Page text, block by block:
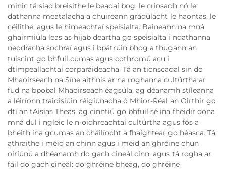
minic tá siad breisithe le beadaí bog, le criosadh nó le
dathanna meatalacha a chuireann grádúlacht le haontas, le
céilithe, agus le himeachtaí speisialta. Baineann na mná
ghairmiúla leas as hijab deartha go speisialta i ndathanna
neodracha sochraí agus i bpátrúin bhog a thugann an
tuiscint go bhfuil cumas agus cothromú acu i
dtimpeallachtaí corparáideacha. Tá an tionscadal sin do
Mhaoirseach na Síne aithnis ar na roghanna cultúrtha ar
fud na bpobal Mhaoirseach éagsúla, ag déanamh stíleanna
a léiríonn traidisiúin réigiúnacha ó Mhior-Réal an Oirthir go
dtí an tAisias Theas, ag cinntiú go bhfuil sé ina fhéidir dona
mná dul i ngleic le n-oidhreachtaí cultúrtha agus fós a
bheith ina gcumas an cháilíocht a fhaightear go héasca. Tá
athraithe i méid an chinn agus i méid an ghréine chun
oiriúnú a dhéanamh do gach cineál cinn, agus tá rogha ar
fáil do gach cineál: do ghréine bheag, do ghréine